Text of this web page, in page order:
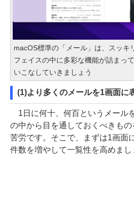
macOS標準の「メール」は、スッキ
フェイスの中に多彩な機能が詰まっ
いこなしていきましょう
(1)より多くのメールを1画面に
1日に何十、何百というメール
の中から目を通しておくべきも
苦労です。そこで、まずは1画面
件数を増やして一覧性を高めまし